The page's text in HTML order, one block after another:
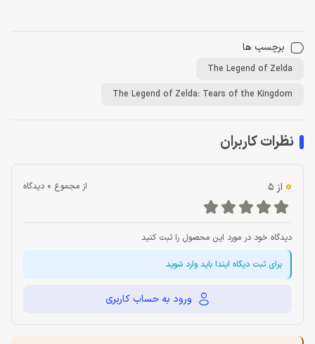
برچسب ها
The Legend of Zelda
The Legend of Zelda: Tears of the Kingdom
نظرات کاربران
0 از 5 از مجموع 0 دیدگاه
دیدگاه خود در مورد این محصول را ثبت کنید
برای ثبت دیگاه ایندا باید وارد شوید
ورود به حساب کاربری